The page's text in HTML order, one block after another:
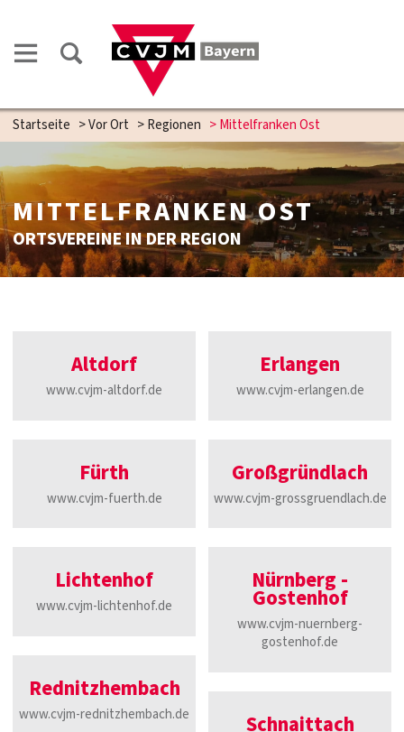
Startseite >Vor Ort >Regionen >Mittelfranken Ost
MITTELFRANKEN OST
ORTSVEREINE IN DER REGION
Altdorf
www.cvjm-altdorf.de
Fürth
www.cvjm-fuerth.de
Lichtenhof
www.cvjm-lichtenhof.de
Rednitzhembach
www.cvjm-rednitzhembach.de
Erlangen
www.cvjm-erlangen.de
Großgründlach
www.cvjm-grossgruendlach.de
Nürnberg -
Gostenhof
www.cvjm-nuernberg-
gostenhof.de
Schnaittach